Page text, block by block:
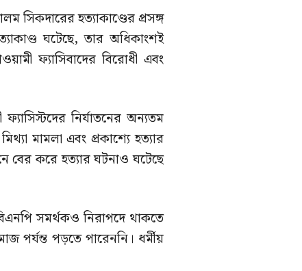
সিকদারের হত্যাকাণ্ডের প্রসঙ্গ
ঘটেছে, তার অধিকাংশই
ফ্যাসিবাদের বিরোধী এবং
নির্যাতনের অন্যতম
মামলা এবং প্রকাশ্যে হত্যার
বের করে হত্যার ঘটনাও ঘটেছে
সমর্থকও নিরাপদে থাকতে
পর্যন্ত পড়তে পারেননি। ধর্মীয়